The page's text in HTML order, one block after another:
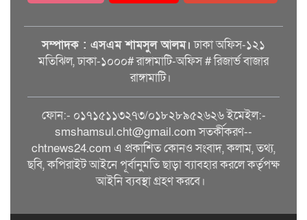
সম্পাদক : এসএম শামসুল আলম। ঢাকা অফিস-১২১
মতিঝিল, ঢাকা-১০০০# রাঙ্গামাটি-অফিস # রিজার্ভ বাজার
রাঙ্গামাটি।
ফোন:- ০১৭১৫১১৩২৭৩/০১৮২৮৯৫২৬২৬ ইমেইল:-
smshamsul.cht@gmail.com সতর্কীকরণ--
chtnews24.com এ প্রকাশিত কোনও সংবাদ, কলাম, তথ্য,
ছবি, কপিরাইট আইনে পূর্বানুমতি ছাড়া ব্যাবহার করলে কর্তৃপক্ষ
আইনি ব্যবস্থা গ্রহণ করবে।